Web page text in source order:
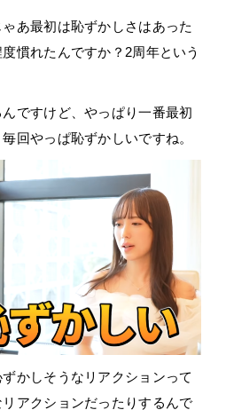
あ最初は恥ずかしさはあった
慣れたんですか？2周年という
んですけど、やっぱり一番最初
回やっぱ恥ずかしいですね。
かしそうなリアクションって
アクションだったりするんで